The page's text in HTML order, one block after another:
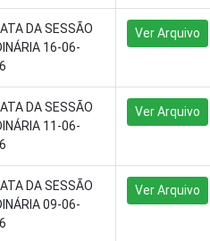
DA SESSÃO
16-06-
Ver Arquivo
DA SESSÃO
11-06-
Ver Arquivo
DA SESSÃO
09-06-
Ver Arquivo